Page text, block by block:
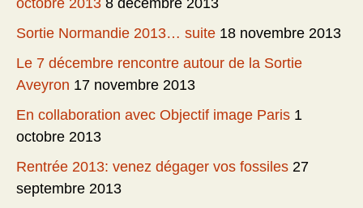
octobre 2013 8 décembre 2013
Sortie Normandie 2013… suite 18 novembre 2013
Le 7 décembre rencontre autour de la Sortie
Aveyron 17 novembre 2013
En collaboration avec Objectif image Paris 1
octobre 2013
Rentrée 2013: venez dégager vos fossiles 27
septembre 2013